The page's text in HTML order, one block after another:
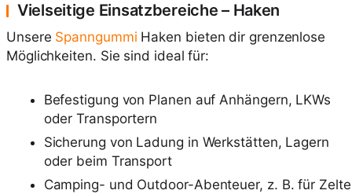
Vielseitige Einsatzbereiche – Haken
Unsere Spanngummi Haken bieten dir grenzenlose
Möglichkeiten. Sie sind ideal für:
Befestigung von Planen auf Anhängern, LKWs
oder Transportern
Sicherung von Ladung in Werkstätten, Lagern
oder beim Transport
Camping- und Outdoor-Abenteuer, z. B. für Zelte